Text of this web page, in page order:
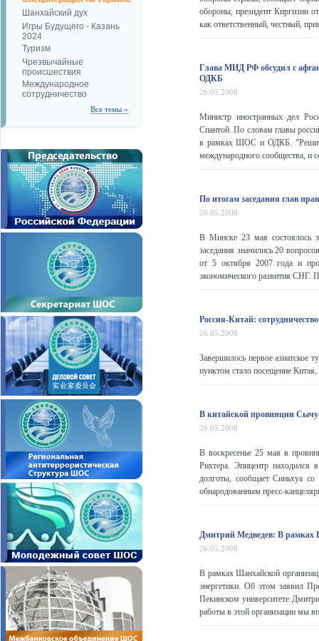
Шанхайский дух
Игры Будущего - Казань
2024
Туризм
Чрезвычайные
происшествия
Международное
сотрудничество
Все темы »
обороны, президент Киргизии
как ответственный, честный,
Глава МИД РФ обсудил с
ОДКБ
26.05.2008
Министр иностранных дел
Спантой. По словам главы
в рамках ШОС и ОДКБ. "Решить
международного сообщества, и
По итогам заседания глав
26.05.2008
В Минске 23 мая состоялось
заседания значились 20
от 5 октября 2007 года и
экономического развития СНГ.
Россия-Китай:
26.05.2008
Завершилось первое азиатское
пунктом стало посещение
В китайской провинции
26.05.2008
В воскресенье 25 мая в
Рихтера. Эпицентр находился
долготы, сообщает Синьхуа
обнародованным пресс-
Дмитрий Медведев: В рамках
26.05.2008
В рамках Шанхайской
энергетики. Об этом заявил
Пекинском университете
работы в этой организации мы